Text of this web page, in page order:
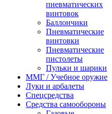
пневматических
винтовок
Баллончики
Пневматические
винтовки
Пневматические
пистолеты
Пульки и шарики
ММГ / Учебное оружие
Луки и арбалеты
Спецсредства
Средства самообороны